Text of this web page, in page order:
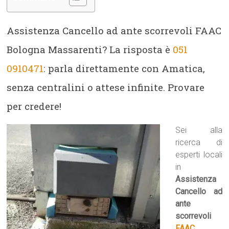
Assistenza Cancello ad ante scorrevoli FAAC
Bologna Massarenti? La risposta è 051
0910471: parla direttamente con Amatica,
senza centralini o attese infinite. Provare
per credere!
Sei alla
ricerca di
esperti locali
in
Assistenza
Cancello ad
ante
scorrevoli